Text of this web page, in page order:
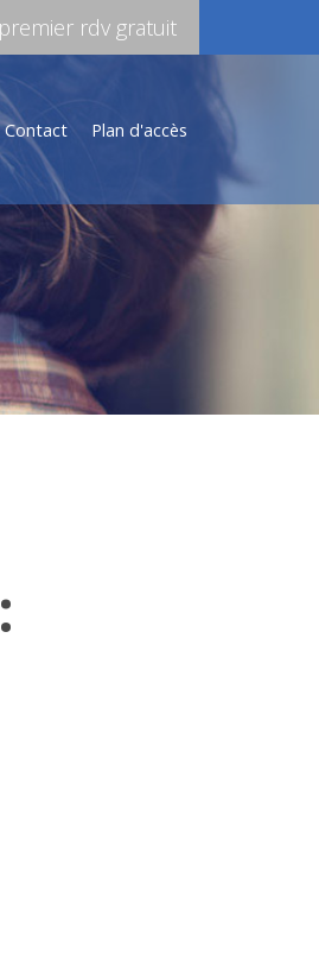
rdv gratuit
Contact Plan d'accès